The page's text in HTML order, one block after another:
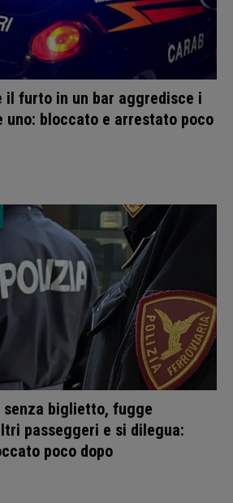
il furto in un bar aggredisce i
bloccato e arrestato poco
biglietto, fugge
passeggeri e si dilegua:
poco dopo